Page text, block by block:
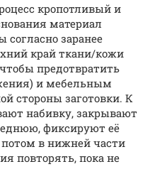
кропотливый и
материал
заранее
край ткани/кожи
предотвратить
и мебельным
стороны заготовки. К
набивку, закрывают
фиксируют её
в нижней части
повторять, пока не